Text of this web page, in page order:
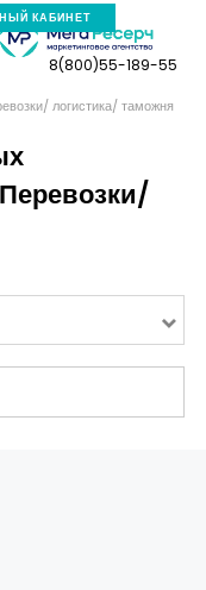
КАБИНЕТ
8(800)55-189-55
логистика/ таможня